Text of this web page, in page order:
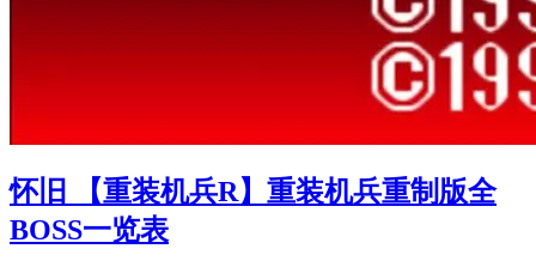
怀旧 【重装机兵R】重装机兵重制版全
BOSS一览表